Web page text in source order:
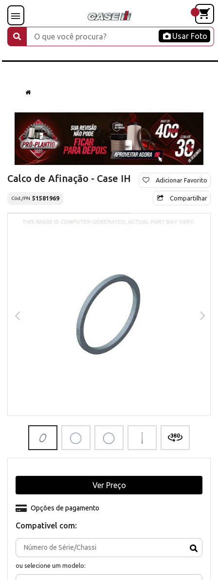
Usar Foto
Calco de Afinação - Case IH
Cód./PN 51581969
Adicionar Favorito
Compartilhar
Compativel com:
ou selecione um modelo:
Opções de pagamento
Ver Preço